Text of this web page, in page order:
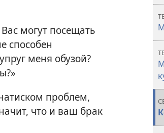
могут посещать
способен
меня обузой?
проблем,
что и ваш брак